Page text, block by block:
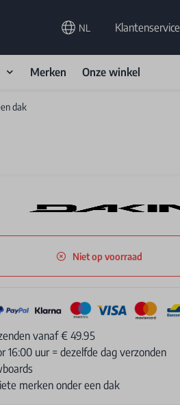
NL Klantenservice
Merken Onze winkel
dak
Niet op voorraad
vanaf € 49.95
16:00 uur = dezelfde dag verzonden
merken onder een dak